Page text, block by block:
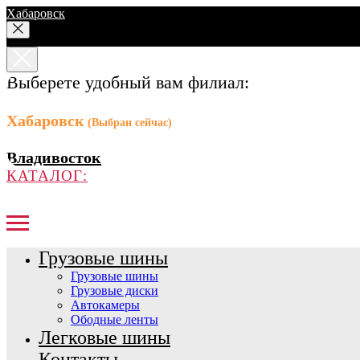
Хабаровск
Выберете удобный вам филиал:
Хабаровск (Выбран сейчас)
Владивосток
КАТАЛОГ:
Грузовые шины
Грузовые шины
Грузовые диски
Автокамеры
Ободные ленты
Легковые шины